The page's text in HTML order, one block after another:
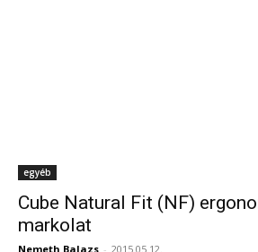
egyéb
Cube Natural Fit (NF)
markolat
Nemeth Balazs - 2015.05.12.